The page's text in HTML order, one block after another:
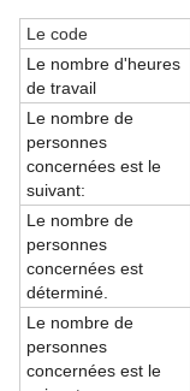
Le code
Le nombre d'heures
de travail
Le nombre de
personnes
concernées est le
suivant:
Le nombre de
personnes
concernées est
déterminé.
Le nombre de
personnes
concernées est le